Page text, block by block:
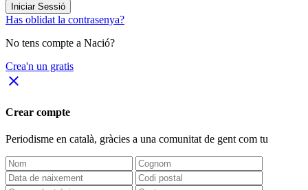
Iniciar Sessió
Has oblidat la contrasenya?
No tens compte a Nació?
Crea'n un gratis
close
Crear compte
Periodisme en català, gràcies a una comunitat de gent com tu